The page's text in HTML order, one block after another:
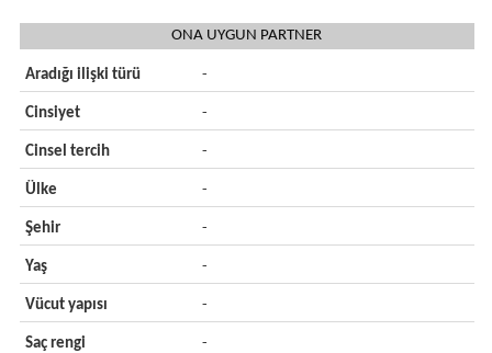
ONA UYGUN PARTNER
Aradığı ilişki türü -
Cinsiyet -
Cinsel tercih -
Ülke -
Şehir -
Yaş -
Vücut yapısı -
Saç rengi -